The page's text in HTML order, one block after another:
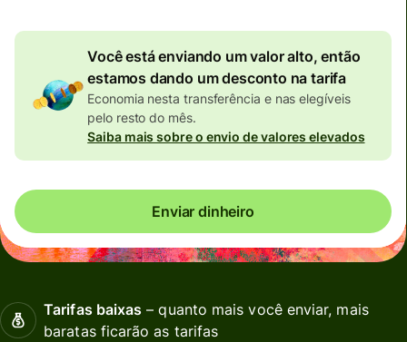
Você está enviando um valor alto, então
estamos dando um desconto na tarifa
Economia nesta transferência e nas elegíveis
pelo resto do mês.
Saiba mais sobre o envio de valores elevados
Enviar dinheiro
Tarifas baixas – quanto mais você enviar, mais
baratas ficarão as tarifas